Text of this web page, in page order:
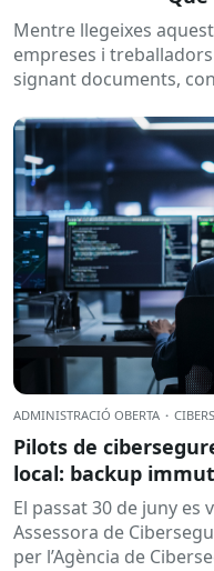
Mentre llegeixes
empreses i
signant documents,
habitualment...
ADMINISTRACIÓ OBERTA ·
Pilots de
local: backup
El passat 30 de juny es
Assessora de
per l’Agència de